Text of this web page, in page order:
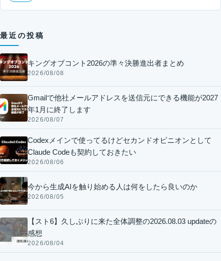
最近の投稿
キングオブコント2026の準々決勝進出者まとめ
2026/08/08
Gmailで他社メールアドレスを送信元にできる機能が2027
年1月に終了します
2026/08/07
Codexメインで使ってるけどセカンドオピニオンとして
Claude Codeも契約しておきたい
2026/08/06
今から生成AIを触り始める人は何をしたら良いのか
2026/08/05
【スト6】久しぶりに来た全体調整の2026.08.03 updateの
感想
2026/08/04